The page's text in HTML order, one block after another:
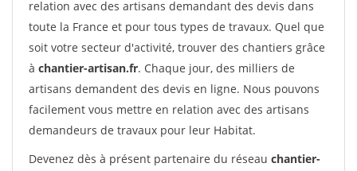
relation avec des artisans demandant des devis dans
toute la France et pour tous types de travaux. Quel que
soit votre secteur d'activité, trouver des chantiers grâce
à chantier-artisan.fr. Chaque jour, des milliers de
artisans demandent des devis en ligne. Nous pouvons
facilement vous mettre en relation avec des artisans
demandeurs de travaux pour leur Habitat.
Devenez dès à présent partenaire du réseau chantier-